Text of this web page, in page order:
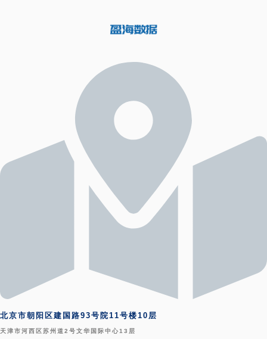
北京市朝阳区建国路93号院11号楼10层
天津市河西区苏州道2号文华国际中心13层